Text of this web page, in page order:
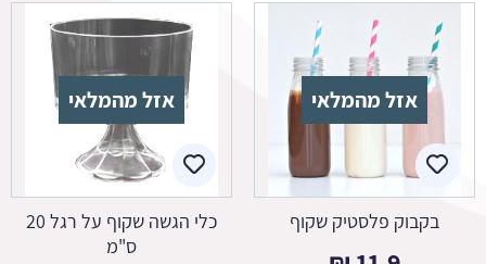
אזל מהמלאי
בקבוק פלסטיק שקוף
אזל מהמלאי
כלי הגשה שקוף על רגל 20
ס"מ